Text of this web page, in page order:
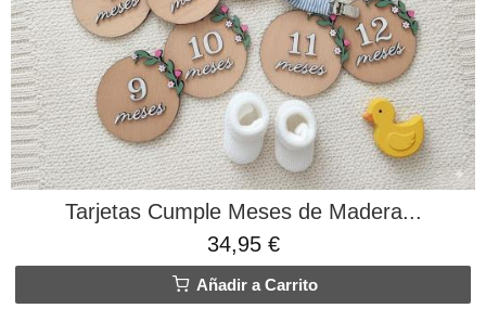
Tarjetas Cumple Meses de Madera...
34,95 €
Añadir a Carrito